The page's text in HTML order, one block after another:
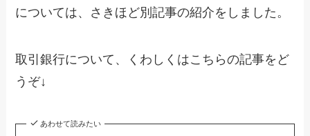
については、さきほど別記事の紹介をしました。
取引銀行について、くわしくはこちらの記事をど
うぞ↓
あわせて読みたい